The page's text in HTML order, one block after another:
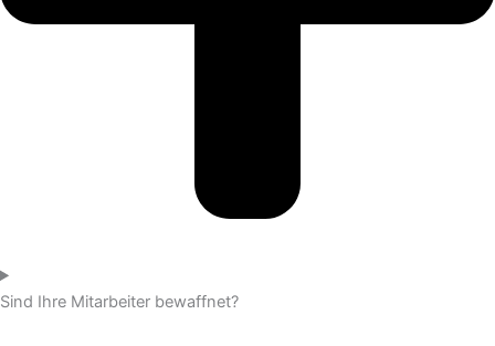
Sind Ihre Mitarbeiter bewaffnet?